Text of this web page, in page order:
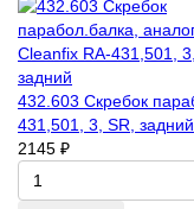
432.603 Скребок
431,501, 3, SR, задний
2145 ₽